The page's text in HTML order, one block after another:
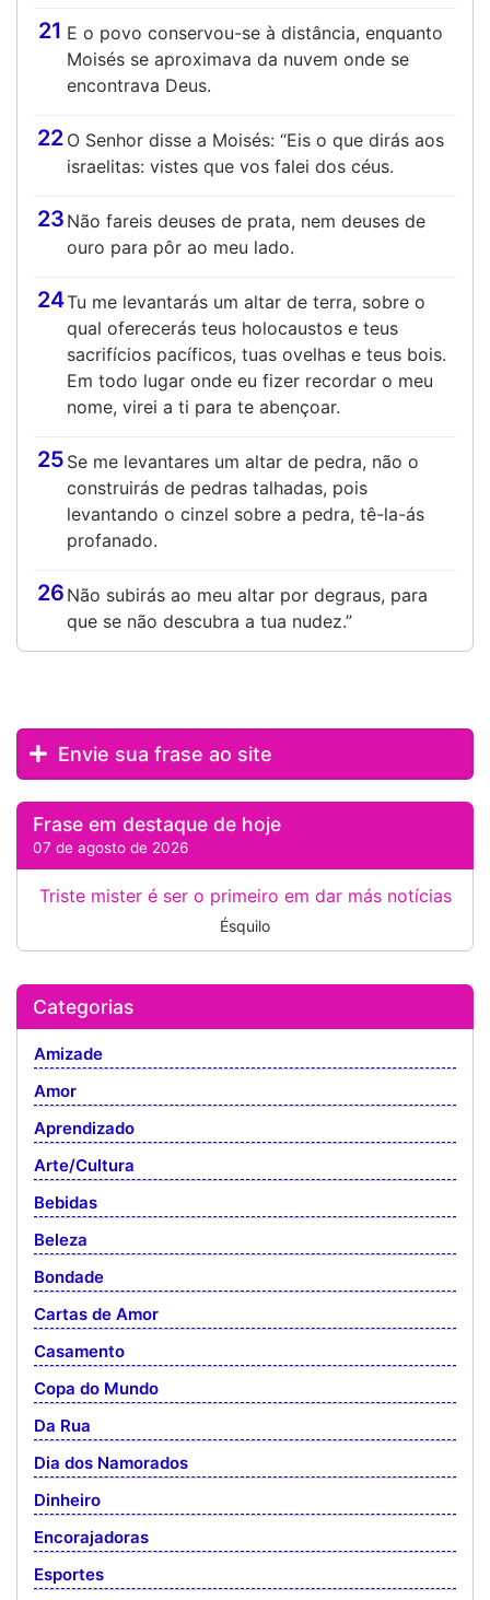
21 E o povo conservou-se à distância, enquanto
Moisés se aproximava da nuvem onde se
encontrava Deus.
22 O Senhor disse a Moisés: “Eis o que dirás aos
israelitas: vistes que vos falei dos céus.
23 Não fareis deuses de prata, nem deuses de
ouro para pôr ao meu lado.
24Tu me levantarás um altar de terra, sobre o
qual oferecerás teus holocaustos e teus
sacrifícios pacíficos, tuas ovelhas e teus bois.
Em todo lugar onde eu fizer recordar o meu
nome, virei a ti para te abençoar.
25 Se me levantares um altar de pedra, não o
construirás de pedras talhadas, pois
levantando o cinzel sobre a pedra, tê-la-ás
profanado.
26 Não subirás ao meu altar por degraus, para
que se não descubra a tua nudez.”
Envie sua frase ao site
Frase em destaque de hoje
07 de agosto de 2026
Triste mister é ser o primeiro em dar más notícias
Ésquilo
Categorias
Amizade
Amor
Aprendizado
Arte/Cultura
Bebidas
Beleza
Bondade
Cartas de Amor
Casamento
Copa do Mundo
Da Rua
Dia dos Namorados
Dinheiro
Encorajadoras
Esportes